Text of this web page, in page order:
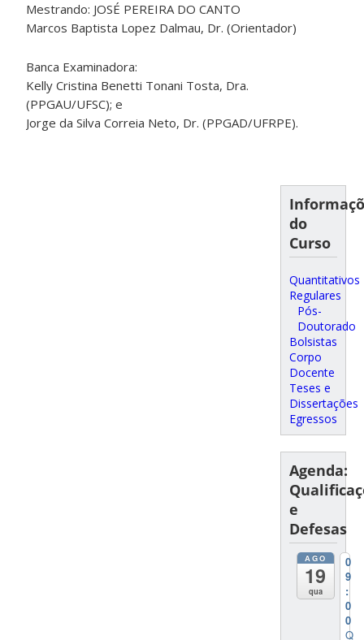
Mestrando: JOSÉ PEREIRA DO CANTO
Marcos Baptista Lopez Dalmau, Dr. (Orientador)
Banca Examinadora:
Kelly Cristina Benetti Tonani Tosta, Dra.
(PPGAU/UFSC); e
Jorge da Silva Correia Neto, Dr. (PPGAD/UFRPE).
do
Curso
Quantitativos
Regulares
Pós-
Doutorado
Bolsistas
Corpo
Docente
Teses e
Dissertações
Egressos
Agenda:
e
Defesas
AGO
19
qua
0
9
:
0
0
Q